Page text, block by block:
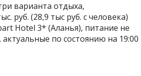
варианта отдыха,
руб. (28,9 тыс руб. с человека)
Hotel 3* (Аланья), питание не
по состоянию на 19:00